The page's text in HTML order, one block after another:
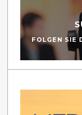
FOLGEN SIE